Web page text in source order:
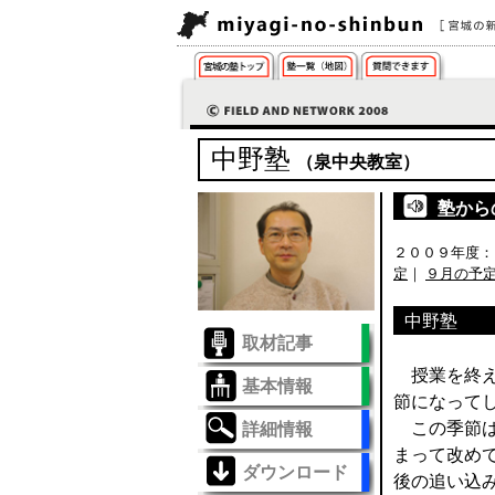
中野塾 （泉中央教室）
塾から
２００９年度
定 ｜ ９月の予
中野塾
授業を終
節になって
この季節
まって改め
後の追い込
取材記事
基本情報
詳細情報
ダウンロード